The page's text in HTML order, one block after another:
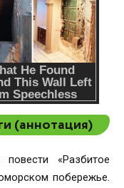
(аннотация)
повести «Разбитое
побережье.